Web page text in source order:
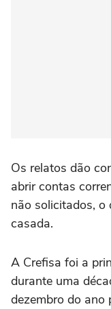
Os relatos dão
abrir contas
não solicitados, o
casada.
A Crefisa foi a
durante uma
dezembro do ano